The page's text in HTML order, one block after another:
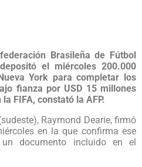
Brasileña de Fútbol
el miércoles 200.000
York para completar los
fianza por USD 15 millones
FIFA, constató la AFP.
Raymond Dearie, firmó
en la que confirma ese
documento incluido en el